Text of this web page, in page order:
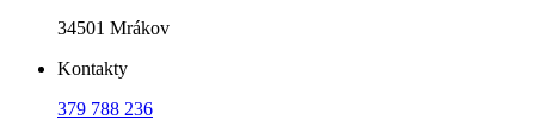
34501 Mrákov
Kontakty
379 788 236